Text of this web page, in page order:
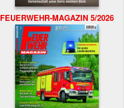
FEUERWEHR-MAGAZIN 5/2026